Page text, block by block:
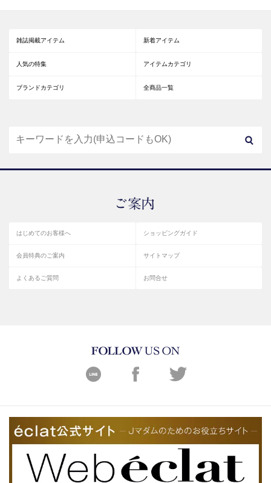
雑誌掲載アイテム 新着アイテム
人気の特集 アイテムカテゴリ
ブランドカテゴリ 全商品一覧
はじめてのお客様へ ショッピングガイド
会員特典のご案内 サイトマップ
よくあるご質問 お問合せ